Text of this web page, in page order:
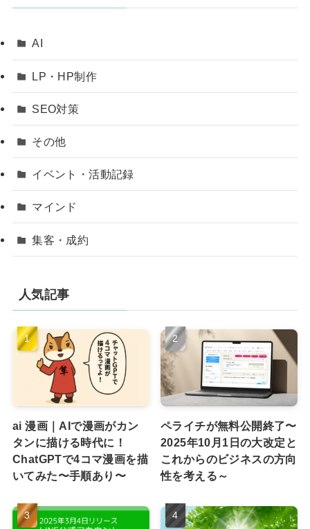
AI
LP・HP制作
SEO対策
その他
イベント・活動記録
マインド
集客・成約
人気記事
ai 漫画｜AIで漫画がカン
タンに描ける時代に！
ChatGPTで4コマ漫画を描
いてみた〜手順あり〜
ペライチが無料公開終了〜
2025年10月1日の大改定と
これからのビジネスの方向
性を考える～